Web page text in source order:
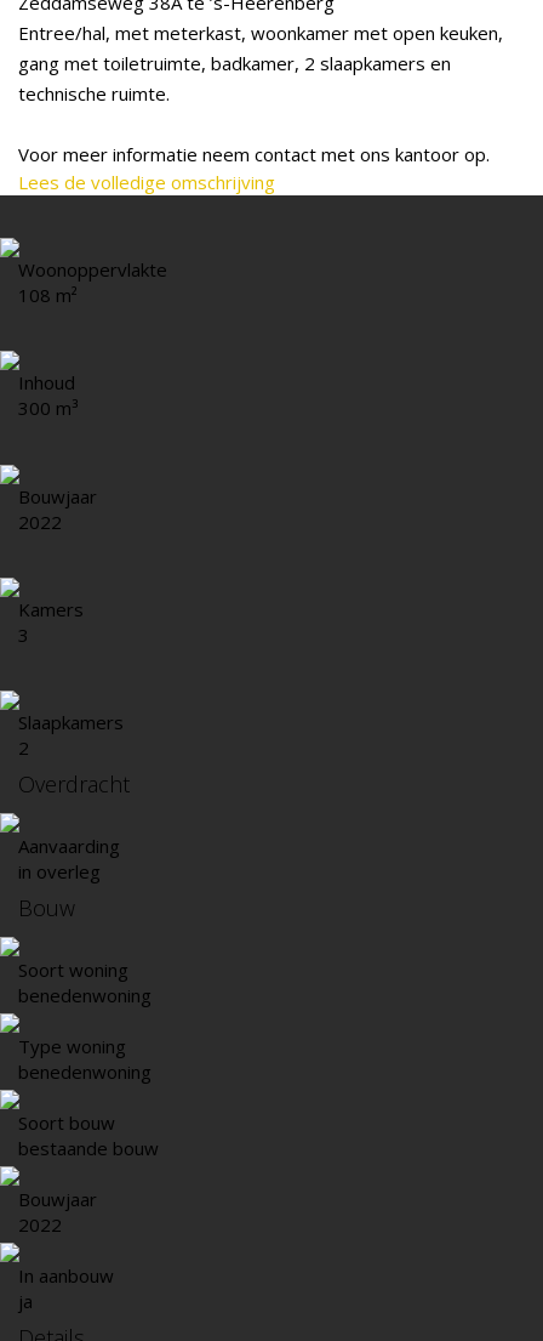
Entree/hal, met meterkast, woonkamer met open keuken,
gang met toiletruimte, badkamer, 2 slaapkamers en
technische ruimte.
Voor meer informatie neem contact met ons kantoor op.
Lees de volledige omschrijving
Woonoppervlakte
108 m²
Inhoud
300 m³
Bouwjaar
2022
Kamers
3
Slaapkamers
2
Overdracht
Aanvaarding
in overleg
Bouw
Soort woning
benedenwoning
Type woning
benedenwoning
Soort bouw
bestaande bouw
Bouwjaar
2022
In aanbouw
ja